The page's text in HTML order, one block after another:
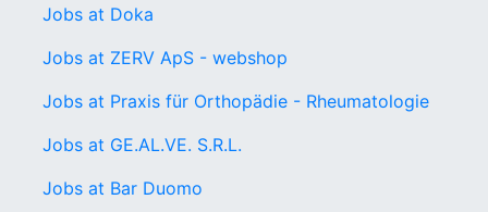
Jobs at Doka
Jobs at ZERV ApS - webshop
Jobs at Praxis für Orthopädie - Rheumatologie
Jobs at GE.AL.VE. S.R.L.
Jobs at Bar Duomo